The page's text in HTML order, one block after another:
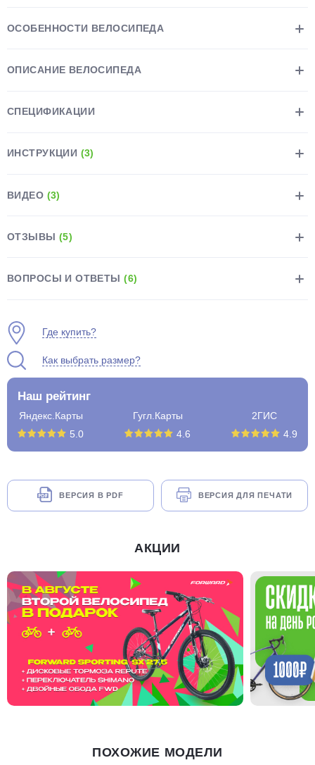
ОСОБЕННОСТИ ВЕЛОСИПЕДА
ОПИСАНИЕ ВЕЛОСИПЕДА
СПЕЦИФИКАЦИИ
ИНСТРУКЦИИ (3)
ВИДЕО (3)
ОТЗЫВЫ (5)
ВОПРОСЫ И ОТВЕТЫ(6)
Где купить?
Как выбрать размер?
Наш рейтинг
Яндекс.Карты
5.0
Гугл.Карты
4.6
2ГИС
4.9
ВЕРСИЯ В PDF ВЕРСИЯ ДЛЯ ПЕЧАТИ
АКЦИИ
ПОХОЖИЕ МОДЕЛИ
недели